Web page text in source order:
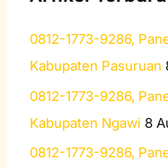
c
h
f
0812-1773-9286,
Kabupaten Pasuruan
0812-1773-9286,
Kabupaten Ngawi 8
0812-1773-9286,